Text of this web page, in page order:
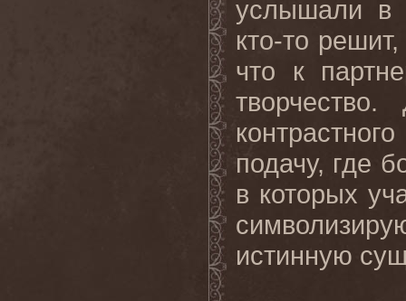
услышали в
кто-то
что к
подачу, где
в которых
истинную